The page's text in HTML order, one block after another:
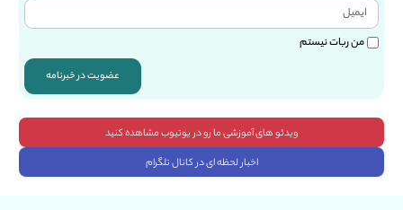
من ربات نیستم
عضویت در خبرنامه
ویدئو های آموزشی ما رو در یوتیوب مشاهده کنید
اخبار لحظه ای در کانال تلگرام